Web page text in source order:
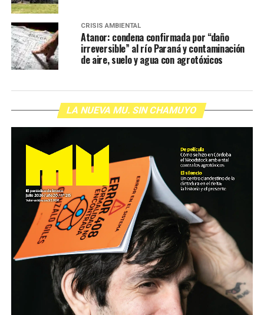
CRISIS AMBIENTAL
Atanor: condena confirmada por “daño
irreversible” al río Paraná y contaminación
de aire, suelo y agua con agrotóxicos
LA NUEVA MU. SIN CHAMUYO